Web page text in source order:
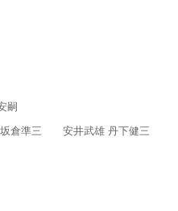
嗣
倉準三 安井武雄 丹下健三